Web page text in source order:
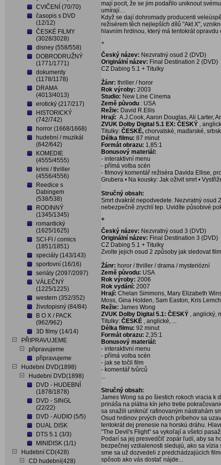
CVIČENÍ (70/70)
časopis s DVD
(12/12)
ČESKÉ FILMY
(3028/3028)
disney (558/558)
DOBRODRUŽNÝ
(1771/1771)
dokumenty
(1178/1178)
DRAMA
(4013/4013)
erotický (217/217)
HISTORICKÝ
(742/742)
horror (1668/1668)
hudební / muzikál
(642/642)
KOMEDIE
(4555/4555)
krimi / thriller
(4556/4556)
Reedice s
Dabingem
(538/538)
RODINNÝ
(1345/1345)
romantický
(1625/1625)
SCI-FI / comics
(1851/1851)
speciály (143/143)
sportovní (16/16)
seriály (2097/2097)
VÁLEČNÝ
(1225/1225)
western (352/352)
životopisný (84/84)
B O X / PACK
(962/962)
3D filmy (14/14)
PŘIPRAVUJEME
připravujeme
připravujeme
Hudebni DVD(1898)
Hudebni DVD(1898)
DVD - HUDEBNÍ
(1878/1878)
DVD - SINGL
(22/22)
DVD - AUDIO (5/5)
DUAL DISK
DTS 5.1 (3/3)
MINIDISK (1/1)
Hudební CD(428)
CD hudební(428)
mají pocit, že se jim podařilo uniknout
umírají…
Když se dají dohromady producenti
režisérem těch nejlepších dílů "Akt X",
hlavním hrdinou, který má tentokrát
+
Český název: Nezvratný osud 2 (DVD)
Originální název: Final Destination 2 (DVD)
CZ Dabing 5.1 + Titulky
Žánr: thriller / horor
Rok výroby: 2003
Studio: New Line Cinema
Země původu : USA
Režie: David R.Ellis
Hrají: A.J.Cook, Aaron Douglas, Ali Larter,
ZVUK Dolby Digital 5.1 EX: ČESKÝ ,
Titulky: ČESKÉ, chorvatské, maďarské,
Délka filmu: 87 minut
Formát obrazu: 1,85:1
Bonusový materiál:
- interaktivní menu
- přímá volba scén
- filmový komentář režiséra Davida Ellise,
Grubera • Na kousky: Jak oživit smrt •
Stručný obsah:
Smrt dvakrát nepodvedete. Nezvratný osud
nebezpečně zrychlí tep. Uvidíte působivé
+
Český název: Nezvratný osud 3 (DVD)
Originální název: Final Destination 3 (DVD)
CZ Dabing 5.1 + Titulky
Zvolte jejich osud 2 způsoby jak sledovat
Žánr: horor / thriller / drama / mysteriózní
Země původu: USA
Rok výroby: 2006
Rok vydání: 2007
Hrají: Chelan Simmons, Mary Elizabeth
Moss, Gina Holden, Sam Easton, Kris
Režie: James Wong
ZVUK Dolby Digital 5.1: ČESKÝ , anglický,
Titulky: ČESKÉ , anglické, ...
Délka filmu: 92 minut
Formát obrazu: 2,35:1
Bonusový materiál:
- interaktivní menu
- přímá volba scén
- jak se točil film
- komentář tvůrců
...
Stručný obsah:
James Wong sa po šiestich rokoch vracia k
prináša na plátna kín jeho tretie
sa snažili uniknúť rafinovaným nástrahám
Osud hrdinov prvých dvoch príbehov sa
tentokrát dej prenesie na horskú dráhu.
"The Devil's Flight" sa vykoľají a všetci
Podarí sa jej presvedčiť zopár ľudí, aby sa
bezpečnej vzdialenosti sledujú, ako sa
sme sa už dozvedeli z predchádzajúcich
spôsob ako vás dostať nájde...